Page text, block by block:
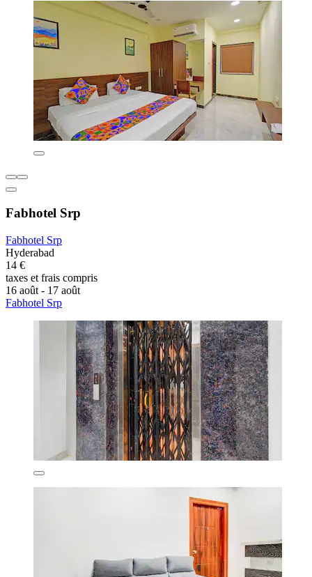
Fabhotel Srp
Fabhotel Srp
Hyderabad
14 €
taxes et frais compris
16 août - 17 août
Fabhotel Srp